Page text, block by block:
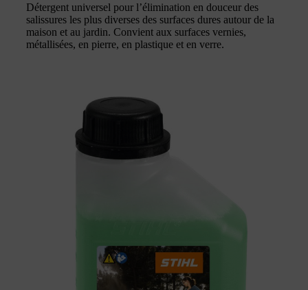
Détergent universel pour l’élimination en douceur des
salissures les plus diverses des surfaces dures autour de la
maison et au jardin. Convient aux surfaces vernies,
métallisées, en pierre, en plastique et en verre.